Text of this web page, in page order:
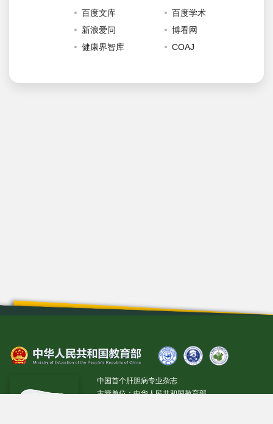
百度文库
百度学术
新浪爱问
博看网
健康界智库
COAJ
中国首个肝胆病专业杂志
主管单位：中华人民共和国教育部